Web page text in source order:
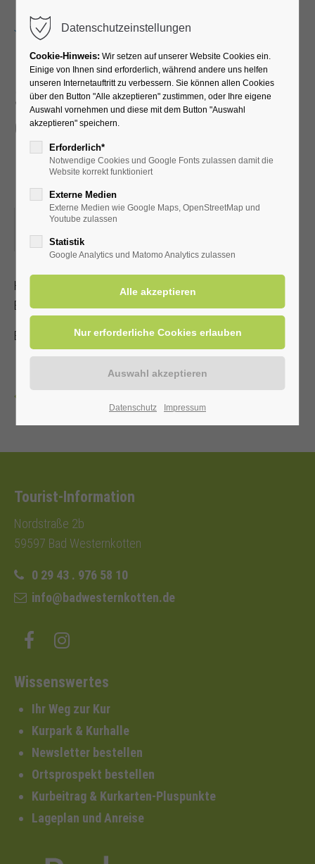
Schlager + Hits von
gestern und heute mit
Gerd Helfmeiers Top
Music
20.09.2024, 19:30
ORT: KLINIK SOLEQUELLE, CAFÉTERIA
Heiter und stimmungsvoll führt Gerd Helfmeier mit Hits und
Evergreens durch den Abend.
Eintritt frei
Tourist-Information
Nordstraße 2b
59597 Bad Westernkotten
0 29 43 . 976 58 10
info@badwesternkotten.de
Wissenswertes
Ihr Weg zur Kur
Kurpark & Kurhalle
Newsletter bestellen
Ortsprospekt bestellen
Kurbeitrag & Kurkarten-Pluspunkte
Lageplan und Anreise
Datenschutzeinstellungen
Cookie-Hinweis: Wir setzen auf unserer Website Cookies ein.
Einige von Ihnen sind erforderlich, während andere uns helfen
unseren Internetauftritt zu verbessern. Sie können allen Cookies
über den Button "Alle akzeptieren" zustimmen, oder Ihre eigene
Auswahl vornehmen und diese mit dem Button "Auswahl
akzeptieren" speichern.
Erforderlich*
Notwendige Cookies und Google Fonts zulassen damit die
Website korrekt funktioniert
Externe Medien
Externe Medien wie Google Maps, OpenStreetMap und
Youtube zulassen
Statistik
Google Analytics und Matomo Analytics zulassen
Datenschutz Impressum